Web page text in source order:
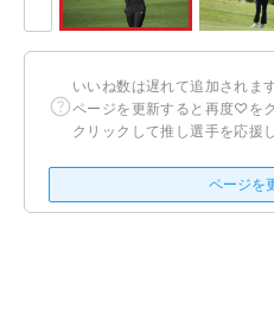
いいね数は遅れて追加されます
ページを更新すると再度♡を
クリックして推し選手を応援
ページを